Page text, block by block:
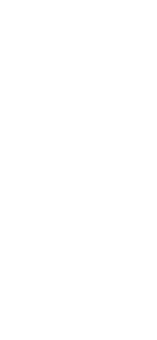
haben.
erteilen,
Fällen
Inhalts
Vorschriften